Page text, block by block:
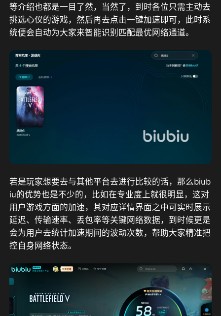
等介绍也都是一目了然，当然了，到时各位只需主动去
挑选心仪的游戏，然后再去点击一键加速即可，此时系
统便会自动为大家来智能识别匹配最优网络通道。
若是玩家想要去与其他平台去进行比较的话，那么biub
iu的优势也是不少的，比如在专业度上就很明显，这对
用户游戏方面的加速，其对应详情界面之中可实时展示
延迟、传输速率、丢包率等关键网络数据，到时候更是
会为用户去统计加速期间的波动次数，帮助大家精准把
控自身网络状态。